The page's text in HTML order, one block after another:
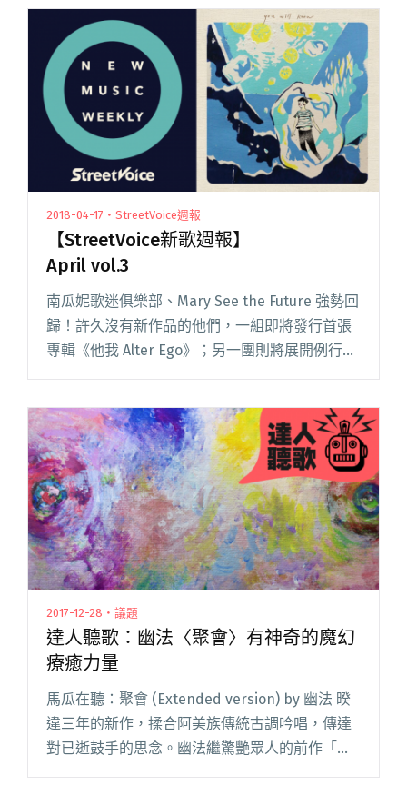
望〉找來 Vast &閱讀全文 "【StreetVoice新歌週
報】政大黑音方品融人氣高 落日飛車《Sonny
Boy》配樂作上線"
2018-04-17・StreetVoice週報
【StreetVoice新歌週報】
April vol.3
南瓜妮歌迷俱樂部、Mary See the Future 強勢回
歸！許久沒有新作品的他們，一組即將發行首張
專輯《他我 Alter Ego》；另一團則將展開例行的
"【StreetVoice新歌週報】 April vol.3"
2017-12-28・議題
達人聽歌：幽法〈聚會〉有神奇的魔幻
療癒力量
馬瓜在聽：聚會 (Extended version) by 幽法 暌
違三年的新作，揉合阿美族傳統古調吟唱，傳達
對已逝鼓手的思念。幽法繼驚艷眾人的前作「純
粹的融合病歷」後，投入新專輯「萬物皆音」的